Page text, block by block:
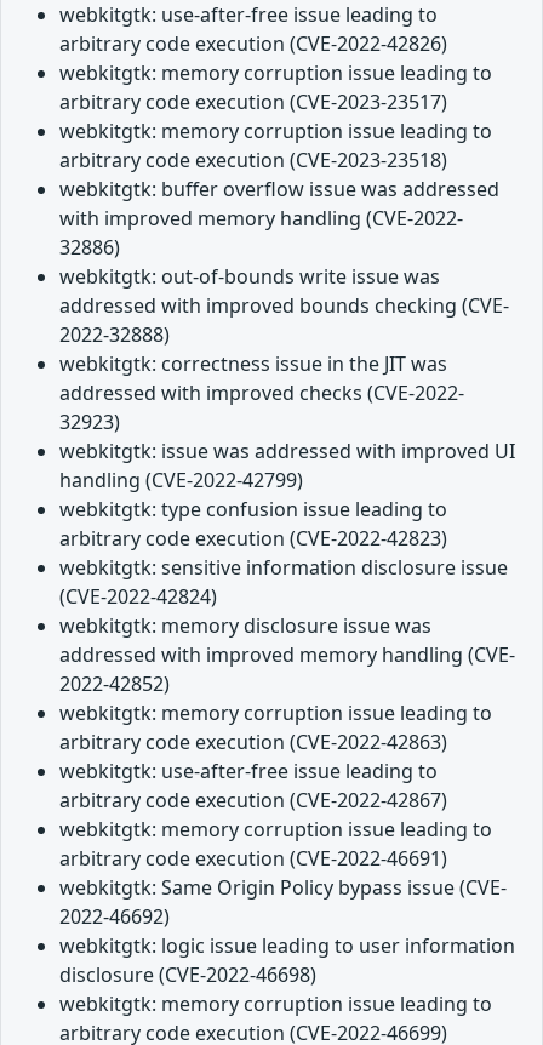
webkitgtk: use-after-free issue leading to
arbitrary code execution (CVE-2022-42826)
webkitgtk: memory corruption issue leading to
arbitrary code execution (CVE-2023-23517)
webkitgtk: memory corruption issue leading to
arbitrary code execution (CVE-2023-23518)
webkitgtk: buffer overflow issue was addressed
with improved memory handling (CVE-2022-
32886)
webkitgtk: out-of-bounds write issue was
addressed with improved bounds checking (CVE-
2022-32888)
webkitgtk: correctness issue in the JIT was
addressed with improved checks (CVE-2022-
32923)
webkitgtk: issue was addressed with improved UI
handling (CVE-2022-42799)
webkitgtk: type confusion issue leading to
arbitrary code execution (CVE-2022-42823)
webkitgtk: sensitive information disclosure issue
(CVE-2022-42824)
webkitgtk: memory disclosure issue was
addressed with improved memory handling (CVE-
2022-42852)
webkitgtk: memory corruption issue leading to
arbitrary code execution (CVE-2022-42863)
webkitgtk: use-after-free issue leading to
arbitrary code execution (CVE-2022-42867)
webkitgtk: memory corruption issue leading to
arbitrary code execution (CVE-2022-46691)
webkitgtk: Same Origin Policy bypass issue (CVE-
2022-46692)
webkitgtk: logic issue leading to user information
disclosure (CVE-2022-46698)
webkitgtk: memory corruption issue leading to
arbitrary code execution (CVE-2022-46699)